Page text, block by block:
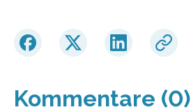
Kommentare (0)